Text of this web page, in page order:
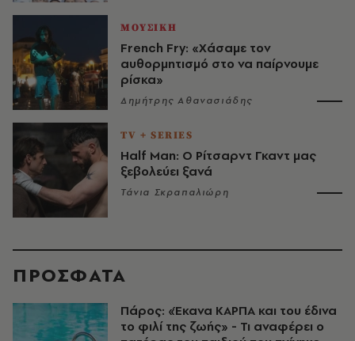
ΜΟΥΣΙΚΗ
French Fry: «Χάσαμε τον
αυθορμητισμό στο να παίρνουμε
ρίσκα»
Δημήτρης Αθανασιάδης
TV + SERIES
Half Man: Ο Ρίτσαρντ Γκαντ μας
ξεβολεύει ξανά
Τάνια Σκραπαλιώρη
ΠΡΟΣΦΑΤΑ
Πάρος: «Έκανα ΚΑΡΠΑ και του έδινα
το φιλί της ζωής» - Τι αναφέρει ο